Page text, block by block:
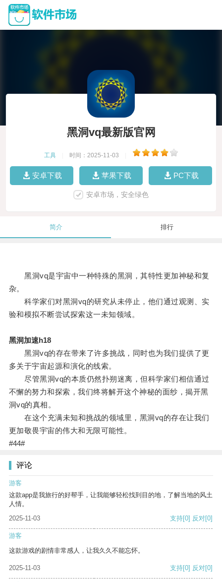
黑洞vq最新版官网
工具 时间：2025-11-03
安卓下载 苹果下载 PC下载
安卓市场，安全绿色
简介 排行
黑洞vq是宇宙中一种特殊的黑洞，其特性更加神秘和复
杂。
科学家们对黑洞vq的研究从未停止，他们通过观测、实
验和模拟不断尝试探索这一未知领域。
黑洞加速h18
黑洞vq的存在带来了许多挑战，同时也为我们提供了更
多关于宇宙起源和演化的线索。
尽管黑洞vq的本质仍然扑朔迷离，但科学家们相信通过
不懈的努力和探索，我们终将解开这个神秘的面纱，揭开黑
洞vq的真相。
在这个充满未知和挑战的领域里，黑洞vq的存在让我们
更加敬畏宇宙的伟大和无限可能性。
#44#
评论
游客
这款app是我旅行的好帮手，让我能够轻松找到目的地，了解当地的风土
人情。
2025-11-03
支持[0] 反对[0]
游客
这款游戏的剧情非常感人，让我久久不能忘怀。
2025-11-03 支持[0] 反对[0]